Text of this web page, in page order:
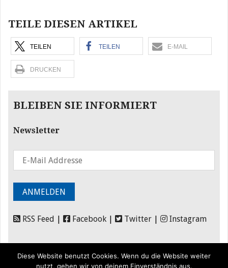
TEILE DIESEN ARTIKEL
TEILEN TEILEN E-MAIL
DRUCKEN
BLEIBEN SIE INFORMIERT
Newsletter
RSS Feed Facebook Twitter Instagram
Diese Website benutzt Cookies. Wenn du die Website weiter
nutzt, gehen wir von deinem Einverständnis aus.